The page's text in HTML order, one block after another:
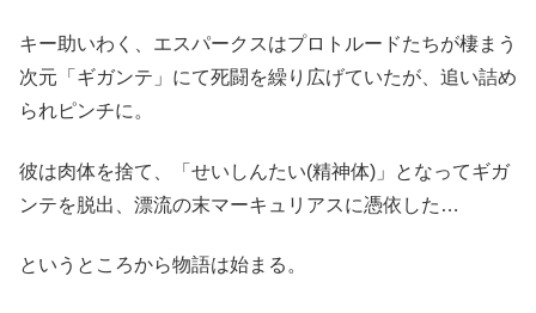
キー助いわく、エスパークスはプロトルードたちが棲まう
次元「ギガンテ」にて死闘を繰り広げていたが、追い詰め
られピンチに。
彼は肉体を捨て、「せいしんたい(精神体)」となってギガ
ンテを脱出、漂流の末マーキュリアスに憑依した…
というところから物語は始まる。